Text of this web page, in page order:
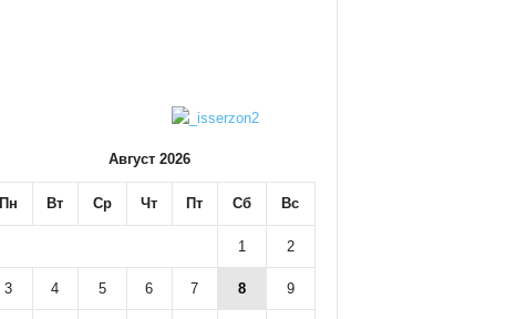
Август 2026
Пн Вт Ср Чт Пт Сб Вс
1 2
3 4 5 6 7 8 9